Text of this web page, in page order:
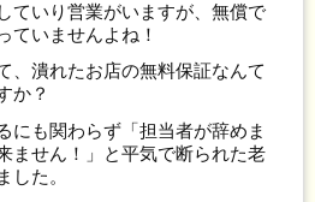
ていり営業がいますが、無償で
ていませんよね！
、潰れたお店の無料保証なんて
か？
にも関わらず「担当者が辞めま
ません！」と平気で断られた老
した。